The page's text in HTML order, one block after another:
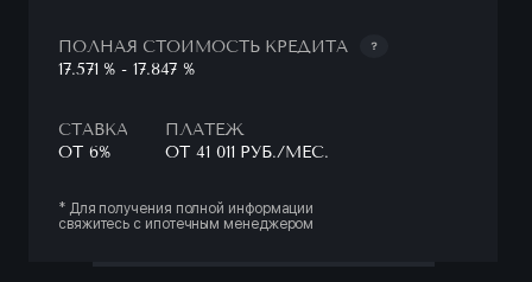
ПОЛНАЯ СТОИМОСТЬ КРЕДИТА
17.571 % - 17.847 %
СТАВКА
ОТ 6%
ПЛАТЕЖ
ОТ 41 011 РУБ./МЕС.
* Для получения полной информации
свяжитесь с ипотечным менеджером